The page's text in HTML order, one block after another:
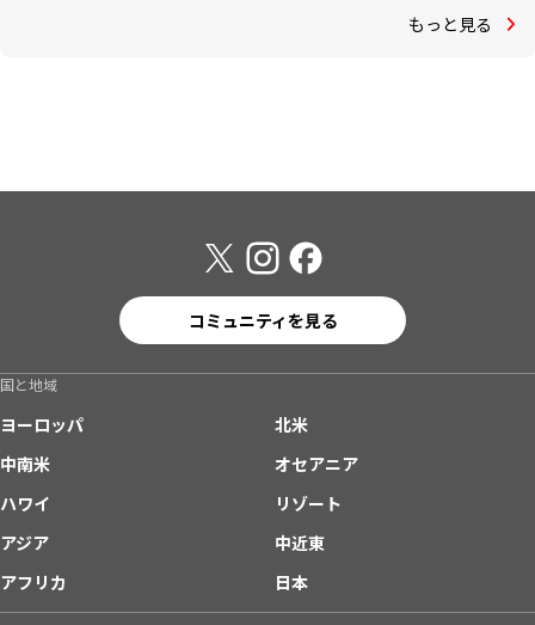
もっと見る
コミュニティを見る
国と地域
ヨーロッパ
北米
中南米
オセアニア
ハワイ
リゾート
アジア
中近東
アフリカ
日本